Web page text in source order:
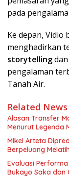
pada
Ke depan,
menghadirkan
storytelling
pengalaman
Tanah Air.
Related News
Alasan Transfer
Menurut Legenda
Mikel Arteta
Berpeluang
Evaluasi
Bukayo Saka dan